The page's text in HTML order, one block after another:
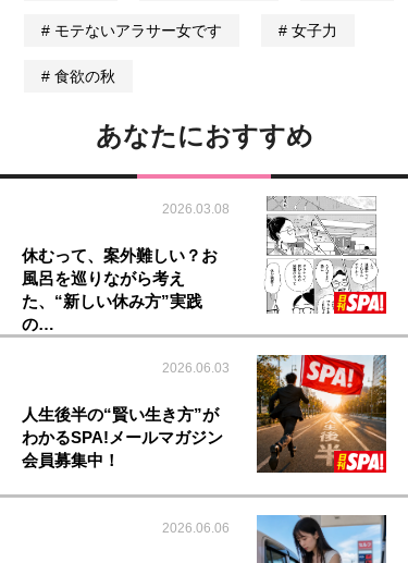
モテないアラサー女です 女子力
食欲の秋
あなたにおすすめ
2026.03.08
休むって、案外難しい？お
風呂を巡りながら考え
た、“新しい休み方”実践
の…
2026.06.03
人生後半の“賢い生き方”が
わかるSPA!メールマガジン
会員募集中！
2026.06.06